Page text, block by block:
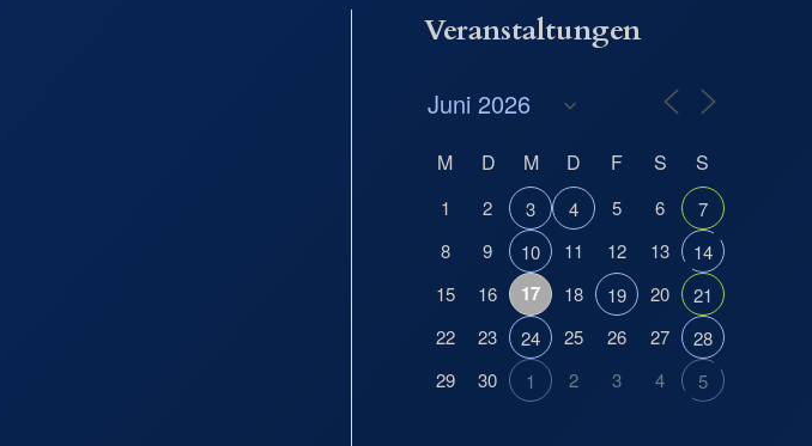
Veranstaltungen
M D M D F S S
1 2 3 4 5 6
7
8
9 10 11 12 13
14
15
16 17 18 19 20
21
22
23 24 25 26 27
28
29
30 1 2 3 4 5